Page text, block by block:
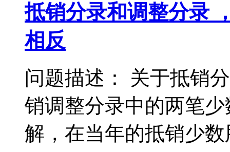
抵销分录和调整分录
相反
问题描述： 关于抵销
销调整分录中的两笔
解，在当年的抵销少